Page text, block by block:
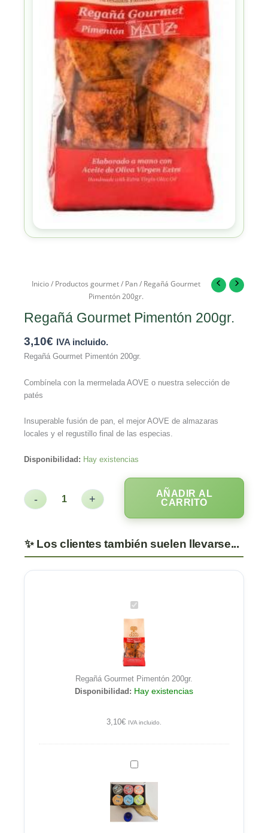
Inicio/ Productos gourmet/ Pan/ Regañá Gourmet
Pimentón 200gr.
Regañá Gourmet Pimentón 200gr.
3,10€ IVA incluido.
Regañá Gourmet Pimentón 200gr.
Combínela con la mermelada AOVE o nuestra selección de
patés
Insuperable fusión de pan, el mejor AOVE de almazaras
locales y el regustillo final de las especias.
Disponibilidad: Hay existencias
- +
AÑADIR AL
CARRITO
Regañá
Gourmet
Pimentón
200gr.
Regañá Gourmet Pimentón 200gr.
Disponibilidad: Hay existencias
3,10€ IVA incluido.
Patés
la
Sierrra
de